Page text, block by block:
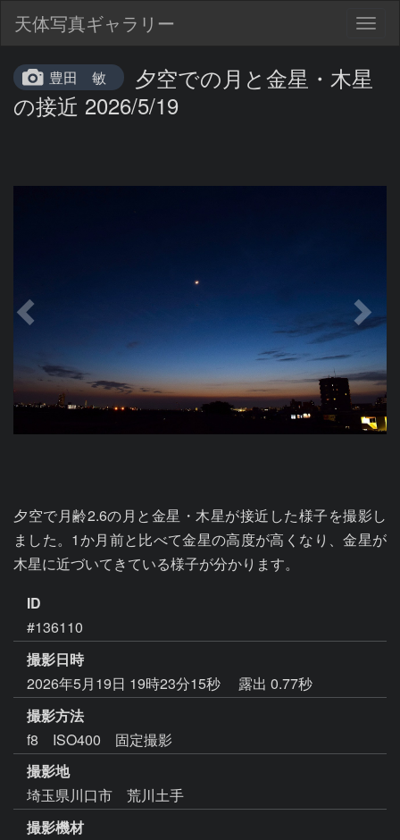
天体写真ギャラリー
豊田 敏
夕空での月と金星・木星
の接近 2026/5/19
夕空で月齢2.6の月と金星・木星が接近した様子を撮影し
ました。1か月前と比べて金星の高度が高くなり、金星が
木星に近づいてきている様子が分かります。
ID
#136110
撮影日時
2026年5月19日 19時23分15秒
露出 0.77秒
撮影方法
f8 ISO400 固定撮影
撮影地
埼玉県川口市 荒川土手
撮影機材